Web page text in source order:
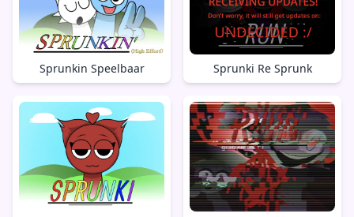
Sprunkin Speelbaar Sprunki Re Sprunk